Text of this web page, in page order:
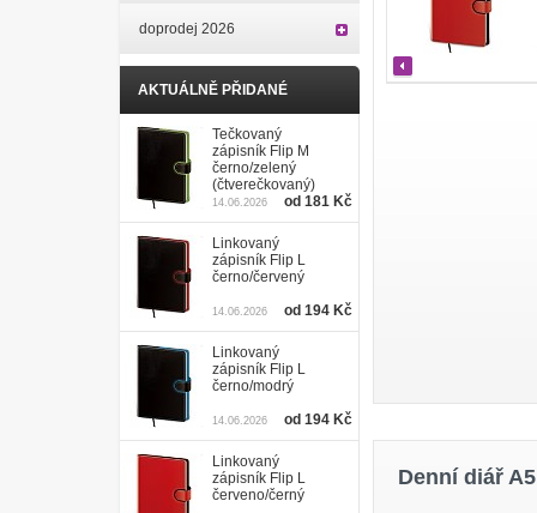
Denní diář
doprodej 2026
AKTUÁLNĚ PŘIDANÉ
Tečkovaný
zápisník Flip M
černo/zelený
(čtverečkovaný)
14.06.2026 od 181 Kč
Linkovaný
zápisník Flip L
černo/červený
14.06.2026 od 194 Kč
Linkovaný
zápisník Flip L
černo/modrý
14.06.2026 od 194 Kč
Linkovaný
zápisník Flip L
červeno/černý